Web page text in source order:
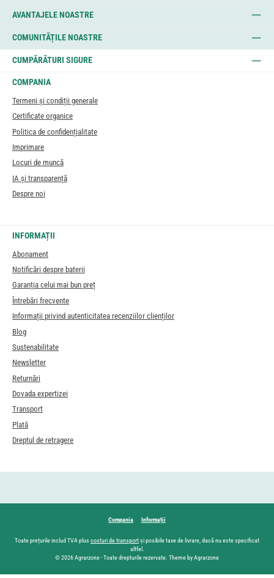
AVANTAJELE NOASTRE
COMUNITĂȚILE NOASTRE
CUMPĂRĂTURI SIGURE
COMPANIA
Termeni și condiții generale
Certificate organice
Politica de confidențialitate
Imprimare
Locuri de muncă
IA și transparență
Despre noi
INFORMAȚII
Abonament
Notificări despre baterii
Garanția celui mai bun preț
Întrebări frecvente
Informații privind autenticitatea recenziilor clienților
Blog
Sustenabilitate
Newsletter
Returnări
Dovada expertizei
Transport
Plată
Dreptul de retragere
Compania Informații
Toate prețurile includ TVA plus costuri de transportși posibile taxe de livrare, dacă nu este specificat
altfel.
© 2026 Agrarzone - Toate drepturile rezervate. Theme by Agrarzone